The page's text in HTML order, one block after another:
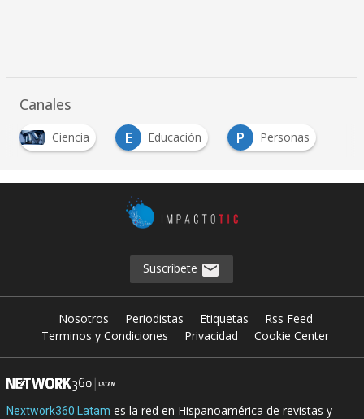
Canales
Ciencia E Educación P Personas
Suscríbete
Nosotros Periodistas Etiquetas
Rss Feed
Terminos y Condiciones
Privacidad Cookie Center
Nextwork360 Latam es la red en Hispanoamérica de revistas y